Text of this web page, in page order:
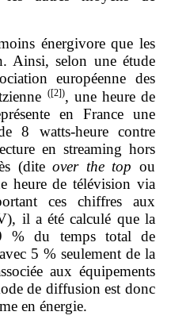
énergivore que les
Ainsi, selon une étude
européenne des
([2]), une heure de
en France une
8 watts‑heure contre
en streaming hors
(diteover the top ou
heure de télévision via
ces chiffres aux
il a été calculé que la
% du temps total de
5 % seulement de la
aux équipements
de diffusion est donc
en énergie.